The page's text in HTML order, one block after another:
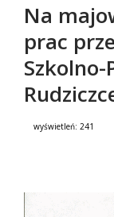
Na
prac
wyświetleń: 241